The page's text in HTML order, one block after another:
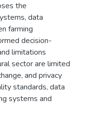
the
data
farming
decision-
limitations
sector are limited
and privacy
standards, data
systems and